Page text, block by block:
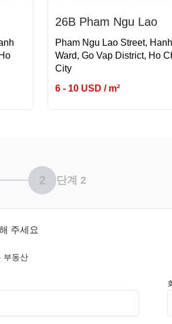
26B Pham Ngu Lao
Pham Ngu Lao Street,
Ward, Go Vap District, Ho
City
6 - 10 USD / m²
2 단계 2
주세요
부동산